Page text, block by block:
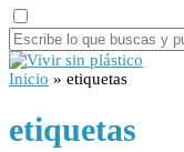
Inicio » etiquetas
etiquetas